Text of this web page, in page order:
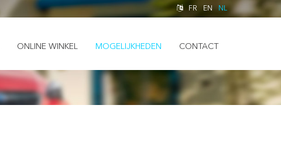
FR EN NL
ONLINE WINKEL MOGELIJKHEDEN CONTACT